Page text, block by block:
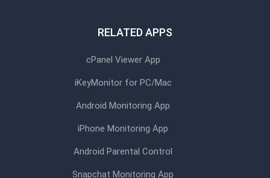
RELATED APPS
cPanel Viewer App
iKeyMonitor for PC/Mac
Android Monitoring App
iPhone Monitoring App
Android Parental Control
Snapchat Monitoring App